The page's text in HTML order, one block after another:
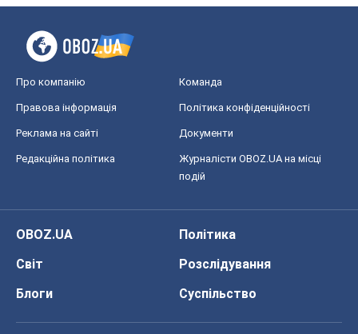
Про компанію Команда
Правова інформація Політика конфіденційності
Реклама на сайті Документи
Редакційна політика
Журналісти OBOZ.UA на місці
подій
OBOZ.UA
Політика
Світ
Розслідування
Блоги
Суспільство